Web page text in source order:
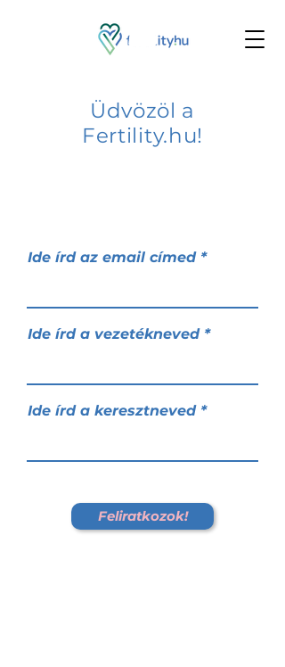
Üdvözöl a
Fertility.hu!
Ide írd az email címed
Ide írd a vezetékneved
Ide írd a keresztneved
Feliratkozok!